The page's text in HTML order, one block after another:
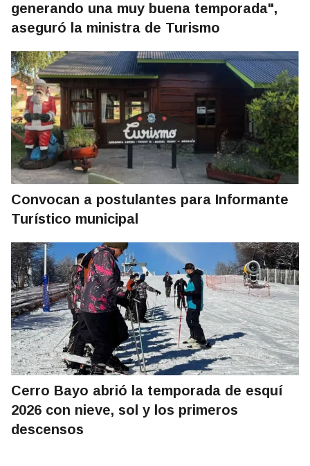
generando una muy buena temporada",
aseguró la ministra de Turismo
Convocan a postulantes para Informante
Turístico municipal
Cerro Bayo abrió la temporada de esquí
2026 con nieve, sol y los primeros
descensos